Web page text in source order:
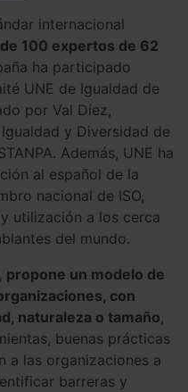
internacional
100 expertos de 62
ha participado
UNE de Igualdad de
por Val Díez,
y Diversidad de
Además, UNE ha
al español de la
nacional de ISO,
utilización a los cerca
del mundo.
propone un modelo de
con
naturaleza o tamaño,
buenas prácticas
a las organizaciones a
barreras y